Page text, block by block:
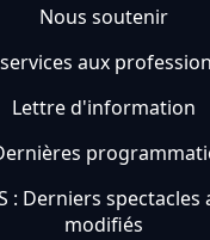
Nous soutenir
aux
Lettre d'information
: Derniers
modifiés